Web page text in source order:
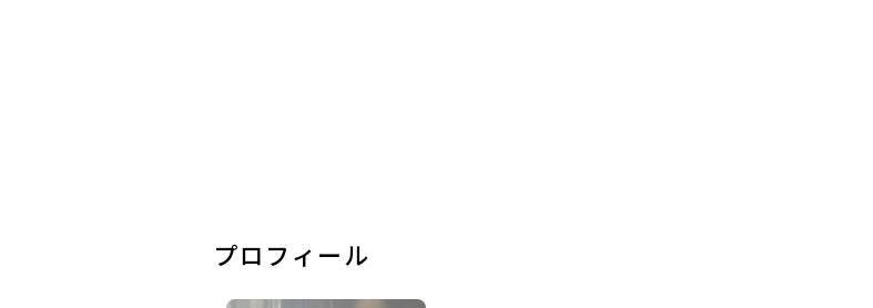
プロフィール